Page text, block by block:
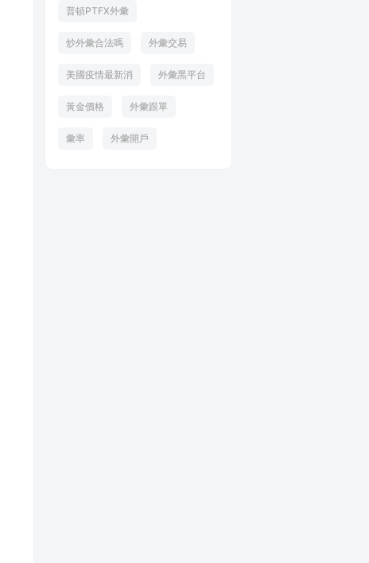
普頓PTFX外彙
炒外彙合法嗎 外彙交易
美國疫情最新消 外彙黑平台
黃金價格 外彙跟單
彙率 外彙開戶